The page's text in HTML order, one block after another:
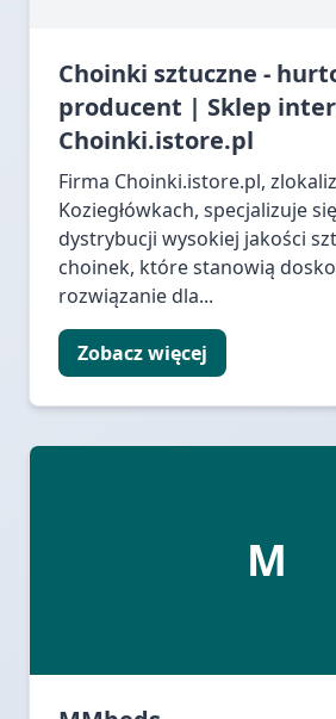
Choinki sztuczne -
producent | Sklep
Choinki.istore.pl
Firma Choinki.istore.pl,
Koziegłówkach, specjalizuje
dystrybucji wysokiej jakości
choinek, które stanowią
rozwiązanie dla...
Zobacz więcej
M